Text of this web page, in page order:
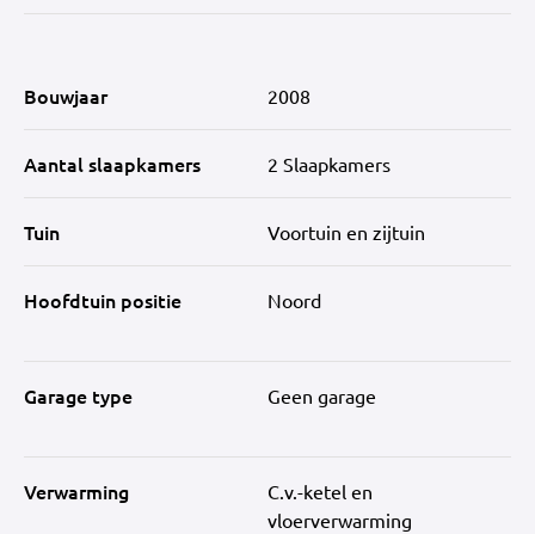
Bouwjaar 2008
Aantal slaapkamers 2 Slaapkamers
Tuin Voortuin en zijtuin
Hoofdtuin positie Noord
Garage type Geen garage
Verwarming
C.v.-ketel en
vloerverwarming